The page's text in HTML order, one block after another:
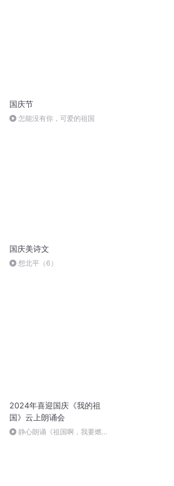
国庆节
怎能没有你，可爱的祖国
国庆美诗文
想北平（6）
2024年喜迎国庆《我的祖
国》云上朗诵会
静心朗诵《祖国啊，我要燃